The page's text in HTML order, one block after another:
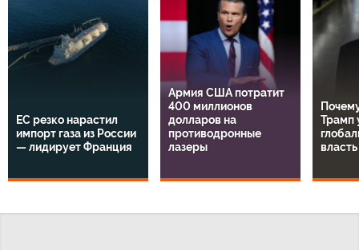
ЕС резко нарастил
импорт газа из России
— лидирует Франция
Армия США потратит
400 миллионов
долларов на
противодронные
лазеры
Трамп
власть